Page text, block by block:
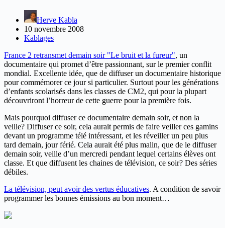
Herve Kabla
10 novembre 2008
Kablages
France 2 retransmet demain soir "Le bruit et la fureur", un
documentaire qui promet d’être passionnant, sur le premier conflit
mondial. Excellente idée, que de diffuser un documentaire historique
pour commémorer ce jour si particulier. Surtout pour les générations
d’enfants scolarisés dans les classes de CM2, qui pour la plupart
découvriront l’horreur de cette guerre pour la première fois.
Mais pourquoi diffuser ce documentaire demain soir, et non la
veille? Diffuser ce soir, cela aurait permis de faire veiller ces gamins
devant un programme télé intéressant, et les réveiller un peu plus
tard demain, jour férié. Cela aurait été plus malin, que de le diffuser
demain soir, veille d’un mercredi pendant lequel certains élèves ont
classe. Et que diffusent les chaines de télévision, ce soir? Des séries
débiles.
La télévision, peut avoir des vertus éducatives. A condition de savoir
programmer les bonnes émissions au bon moment…